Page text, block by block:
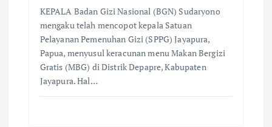
KEPALA Badan Gizi Nasional (BGN) Sudaryono
mengaku telah mencopot kepala Satuan
Pelayanan Pemenuhan Gizi (SPPG) Jayapura,
Papua, menyusul keracunan menu Makan Bergizi
Gratis (MBG) di Distrik Depapre, Kabupaten
Jayapura. Hal…